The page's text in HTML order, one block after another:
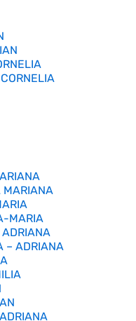
MARIA
– ADRIANA